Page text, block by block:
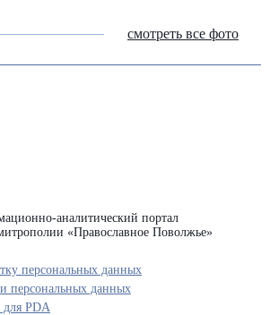
смотреть все фото
аналитический портал
«Православное Поволжье»
персональных данных
персональных данных
для PDA